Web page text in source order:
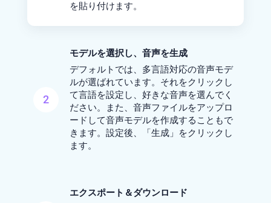
を貼り付けます。
2
モデルを選択し、音声を生成
デフォルトでは、多言語対応の音声モデ
ルが選ばれています。それをクリックし
て言語を設定し、好きな音声を選んでく
ださい。また、音声ファイルをアップロ
ードして音声モデルを作成することもで
きます。設定後、「生成」をクリックし
ます。
エクスポート＆ダウンロード